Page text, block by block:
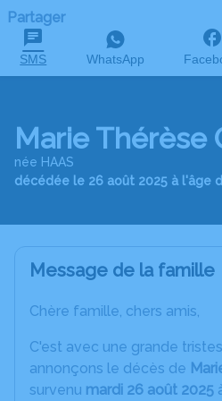
Partager
SMS WhatsApp
Marie Thérèse
née HAAS
décédée le 26 août 2025 à l'âge
Message de la famille
Chère famille, chers amis,
C'est avec une grande
annonçons le décès de
survenu mardi 26 août 2025